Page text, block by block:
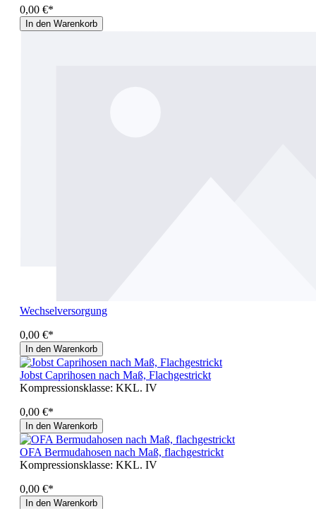
0,00 €*
In den Warenkorb
Wechselversorgung
0,00 €*
In den Warenkorb
Jobst Caprihosen nach Maß, Flachgestrickt
Kompressionsklasse: KKL. IV
0,00 €*
In den Warenkorb
OFA Bermudahosen nach Maß, flachgestrickt
Kompressionsklasse: KKL. IV
0,00 €*
In den Warenkorb